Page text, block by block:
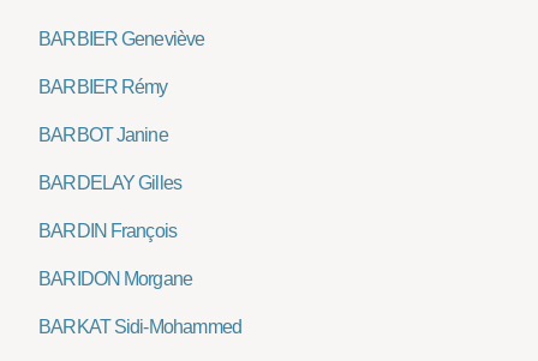
BARBIER Geneviève
BARBIER Rémy
BARBOT Janine
BARDELAY Gilles
BARDIN François
BARIDON Morgane
BARKAT Sidi-Mohammed